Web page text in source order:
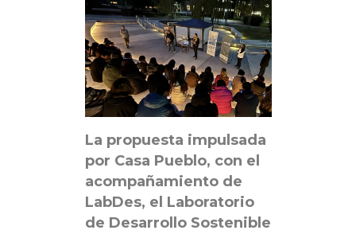
La propuesta impulsada
por Casa Pueblo, con el
acompañamiento de
LabDes, el Laboratorio
de Desarrollo Sostenible